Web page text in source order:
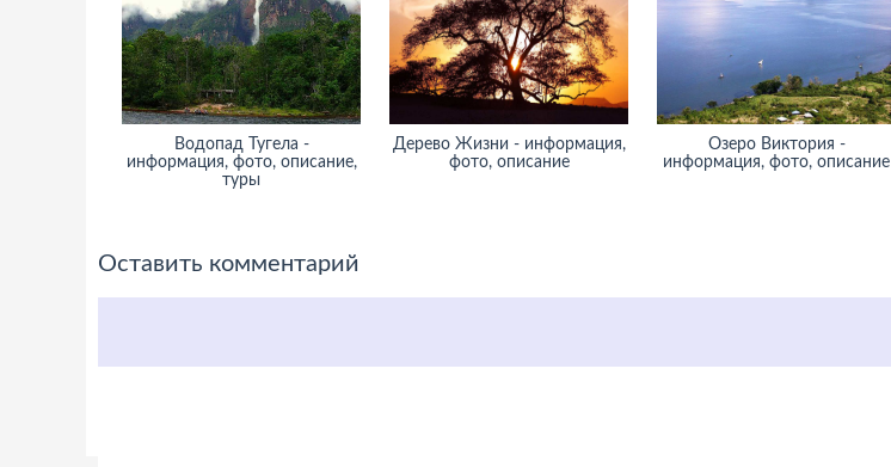
Водопад Тугела -
информация, фото, описание,
туры
Дерево Жизни - информация,
фото, описание
Озеро Виктория -
информация, фото, описание
Оставить комментарий